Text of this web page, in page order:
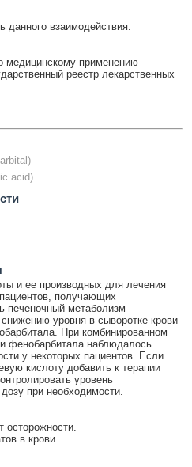
данного взаимодействия.
медицинскому применению
реестр лекарственных
acid)
и ее производных для лечения
получающих
печеночный метаболизм
уровня в сыворотке крови
При комбинированном
фенобарбитала наблюдалось
у некоторых пациентов. Если
кислоту добавить к терапии
уровень
при необходимости.
осторожности.
в крови.